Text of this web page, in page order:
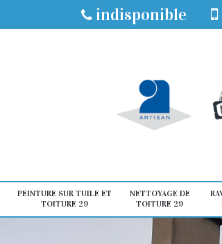
indisponible
PEINTURE SUR TUILE ET
TOITURE 29
NETTOYAGE DE
TOITURE 29